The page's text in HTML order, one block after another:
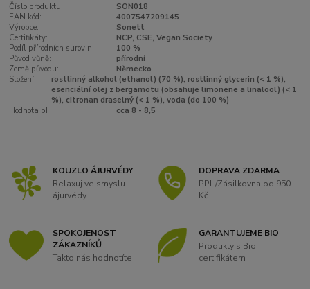
Číslo produktu:
SON018
EAN kód:
4007547209145
Výrobce:
Sonett
Certifikáty:
NCP, CSE, Vegan Society
Podíl přírodních surovin:
100 %
Původ vůně:
přírodní
Země původu:
Německo
Složení:
rostlinný alkohol (ethanol) (70 %), rostlinný glycerin (< 1 %),
esenciální olej z bergamotu (obsahuje limonene a linalool) (< 1
%), citronan draselný (< 1 %), voda (do 100 %)
Hodnota pH:
cca 8 - 8,5
KOUZLO ÁJURVÉDY
Relaxuj ve smyslu
ájurvédy
DOPRAVA ZDARMA
PPL/Zásilkovna od 950
Kč
SPOKOJENOST
ZÁKAZNÍKŮ
Takto nás hodnotíte
GARANTUJEME BIO
Produkty s Bio
certifikátem